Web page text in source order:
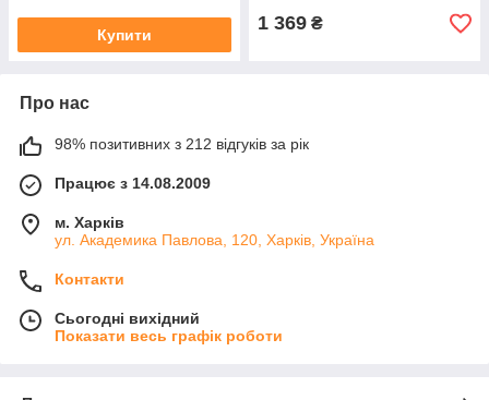
Купити
1 369 ₴
Про нас
98% позитивних з 212 відгуків за рік
Працює з 14.08.2009
м. Харків
ул. Академика Павлова, 120, Харків, Україна
Контакти
Сьогодні вихідний
Показати весь графік роботи